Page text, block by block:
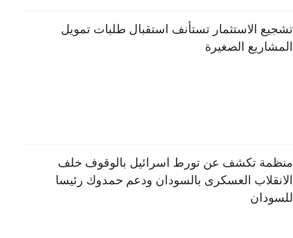
تشجيع الاستثمار تستأنف استقبال طلبات تمويل
المشاريع الصغيرة
منظمة تكشف عن تورط اسرائيل بالوقوف خلف
الانقلاب العسكرى بالسودان ودعم حمدوك رئيسا
للسودان